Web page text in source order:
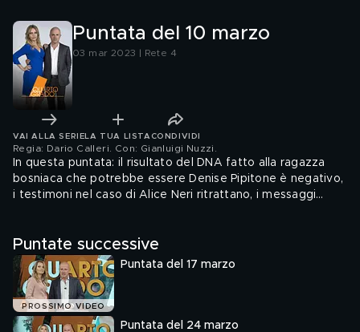
Puntata del 10 marzo
03 mar 2023 | Rete 4
VAI ALLA SERIE LA TUA LISTA CONDIVIDI
Regia: Dario Calleri. Con: Gianluigi Nuzzi
In questa puntata: il risultato del DNA fatto alla ragazza
bosniaca che potrebbe essere Denise Pipitone è negativo,
i testimoni nel caso di Alice Neri ritrattano, i messaggi
Baldassarre, dei nuovi indizi sulla morte di Liliana Resinovich
e infine la violenza di gruppo su una studentessa
americana.
Puntate successive
PROSSIMO VIDEO
Puntata del 17 marzo
Puntata del 24 marzo